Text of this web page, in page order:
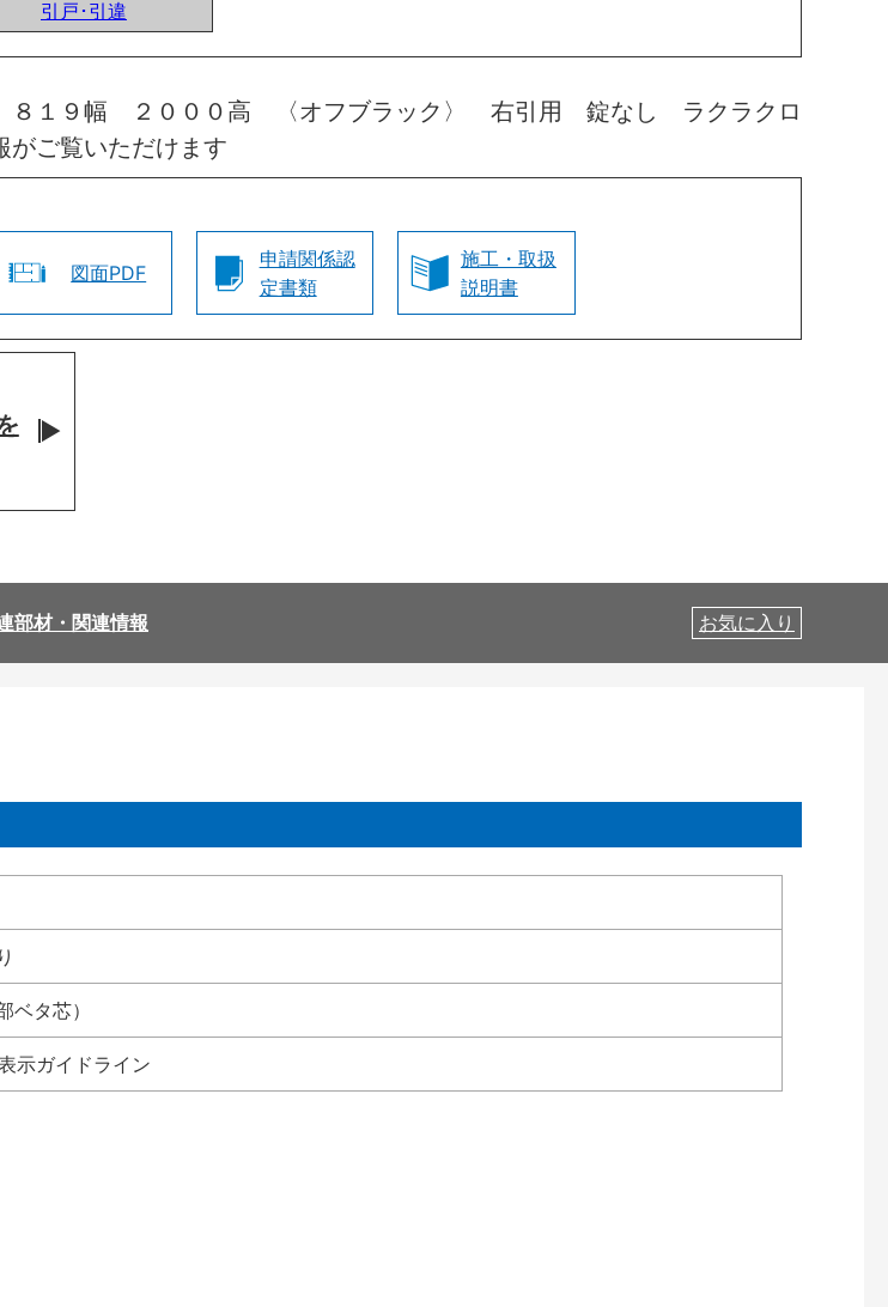
引戸･引違
１９幅 ２０００高 〈オフブラック〉 右引用 錠なし ラクラクロ
がご覧いただけます
図面PDF
申請関係認
定書類
施工・取扱
説明書
部材・関連情報 お気に入り
ベタ芯）
ガイドライン